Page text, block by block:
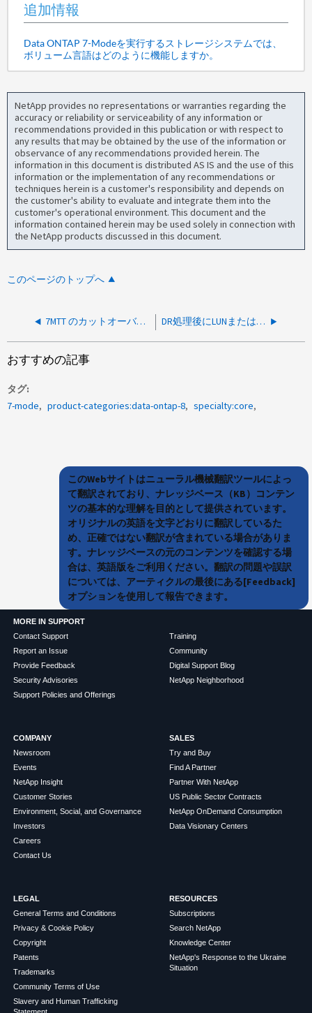
追加情報
Data ONTAP 7-Modeを実行するストレージシステムでは、
ボリューム言語はどのように機能しますか。
NetApp provides no representations or warranties regarding the
accuracy or reliability or serviceability of any information or
recommendations provided in this publication or with respect to
any results that may be obtained by the use of the information or
observance of any recommendations provided herein. The
information in this document is distributed AS IS and the use of this
information or the implementation of any recommendations or
techniques herein is a customer's responsibility and depends on
the customer's ability to evaluate and integrate them into the
customer's operational environment. This document and the
information contained herein may be used solely in connection with
the NetApp products discussed in this document.
このページのトップへ
7MTT のカットオーバー後に、 CIFS 共有を 7-Mode から clustered Data ONTAP に移行する方法はありますか。 DR処理後にLUNまたはNFSマウントにアクセスできない（CFOD）
おすすめの記事
タグ
7-mode
product-categories:data-ontap-8 specialty:core
このWebサイトはニューラル機械翻訳ツールによっ
て翻訳されており、ナレッジベース（KB）コンテン
ツの基本的な理解を目的として提供されています。
オリジナルの英語を文字どおりに翻訳しているた
め、正確ではない翻訳が含まれている場合がありま
す。ナレッジベースの元のコンテンツを確認する場
合は、英語版をご利用ください。翻訳の問題や誤訳
については、アーティクルの最後にある[Feedback]
オプションを使用して報告できます。
MORE IN SUPPORT
Contact Support
Report an Issue
Provide Feedback
Security Advisories
Support Policies and Offerings
Training
Community
Digital Support Blog
NetApp Neighborhood
COMPANY
Newsroom
Events
NetApp Insight
Customer Stories
Environment, Social, and Governance
Investors
Careers
Contact Us
SALES
Try and Buy
Find A Partner
Partner With NetApp
US Public Sector Contracts
NetApp OnDemand Consumption
Data Visionary Centers
LEGAL
General Terms and Conditions
Privacy & Cookie Policy
Copyright
Patents
Trademarks
Community Terms of Use
Slavery and Human Trafficking
RESOURCES
Subscriptions
Search NetApp
Knowledge Center
NetApp's Response to the Ukraine
Situation